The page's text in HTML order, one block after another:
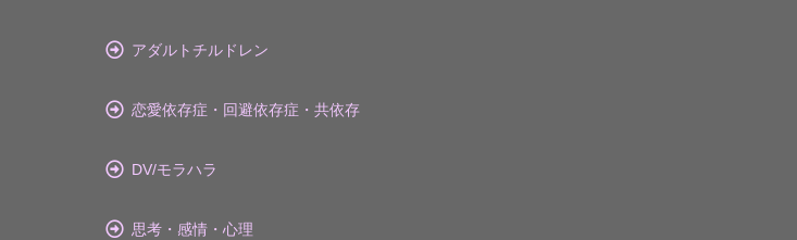
アダルトチルドレン
恋愛依存症・回避依存症・共依存
DV/モラハラ
思考・感情・心理